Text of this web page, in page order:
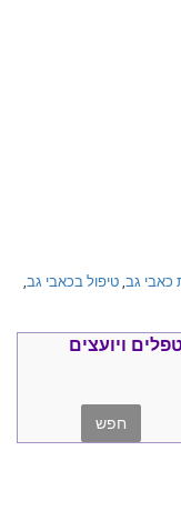
כאבי גב, טיפול בכאבי גב,
ויועצים